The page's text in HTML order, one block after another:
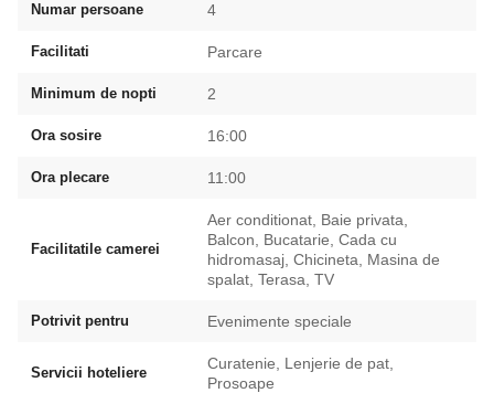
Numar persoane 4
Facilitati Parcare
Minimum de nopti 2
Ora sosire 16:00
Ora plecare 11:00
Facilitatile camerei
Aer conditionat, Baie privata,
Balcon, Bucatarie, Cada cu
hidromasaj, Chicineta, Masina de
spalat, Terasa, TV
Potrivit pentru Evenimente speciale
Servicii hoteliere
Curatenie, Lenjerie de pat,
Prosoape